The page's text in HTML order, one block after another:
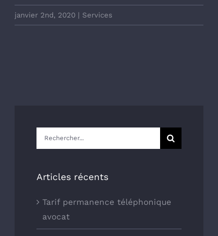
janvier 2nd, 2020 | Services
Rechercher:
Articles récents
Tarif permanence téléphonique
avocat